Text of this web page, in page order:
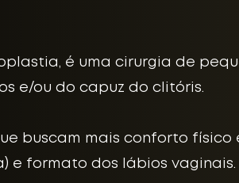
é uma cirurgia de
e/ou do capuz do clitóris.
buscam mais conforto físico
e formato dos lábios vaginais.